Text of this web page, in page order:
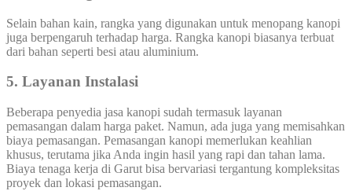
Selain bahan kain, rangka yang digunakan untuk menopang kanopi
juga berpengaruh terhadap harga. Rangka kanopi biasanya terbuat
dari bahan seperti besi atau aluminium.
5. Layanan Instalasi
Beberapa penyedia jasa kanopi sudah termasuk layanan
pemasangan dalam harga paket. Namun, ada juga yang memisahkan
biaya pemasangan. Pemasangan kanopi memerlukan keahlian
khusus, terutama jika Anda ingin hasil yang rapi dan tahan lama.
Biaya tenaga kerja di Garut bisa bervariasi tergantung kompleksitas
proyek dan lokasi pemasangan.